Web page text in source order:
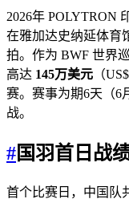
2026年 POLYTRON
在雅加达史纳延体育
拍。作为 BWF 世界
高达 145万美元 （
赛。赛事为期6天（6
战。
#国羽首日战
首个比赛日，中国队